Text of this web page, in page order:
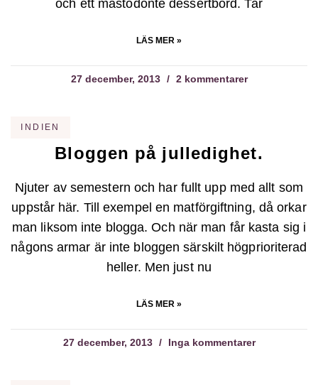
och ett mastodonte dessertbord. Tar
LÄS MER »
27 december, 2013 2 kommentarer
INDIEN
Bloggen på julledighet.
Njuter av semestern och har fullt upp med allt som
uppstår här. Till exempel en matförgiftning, då orkar
man liksom inte blogga. Och när man får kasta sig i
någons armar är inte bloggen särskilt högprioriterad
heller. Men just nu
LÄS MER »
27 december, 2013 Inga kommentarer